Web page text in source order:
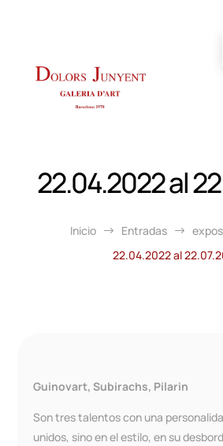
22.04.2022 al
Inicio $ Entradas $
22.04.2022 al
Guinovart, Subirachs, Pilarin
Son tres talentos con una
unidos, sino en el estilo, en su